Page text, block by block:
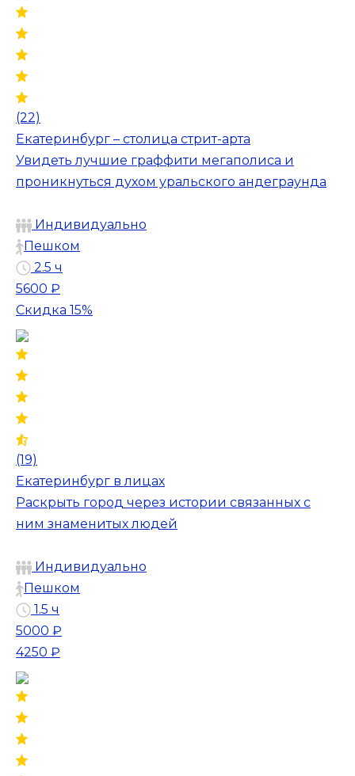
(22)
Екатеринбург – столица стрит-арта
Увидеть лучшие граффити мегаполиса и
проникнуться духом уральского андеграунда
Индивидуально
Пешком
2.5 ч
5600 ₽
Скидка 15%
(19)
Екатеринбург в лицах
Раскрыть город через истории связанных с
ним знаменитых людей
Индивидуально
Пешком
1.5 ч
5000 ₽
4250 ₽